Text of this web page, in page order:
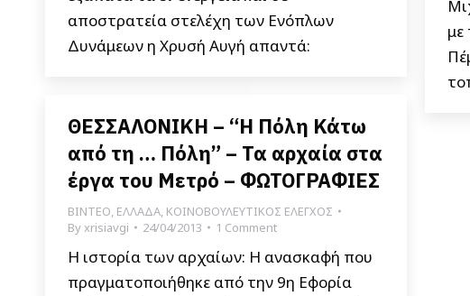
αποστρατεία στελέχη των Ενόπλων
Δυνάμεων η Χρυσή Αυγή απαντά:
με
ΘΕΣΣΑΛΟΝΙΚΗ – “Η Πόλη Κάτω
από τη … Πόλη” – Τα αρχαία στα
έργα του Μετρό – ΦΩΤΟΓΡΑΦΙΕΣ
ΒΙΝΤΕΟ, ΕΛΛΑΔΑ, ΚΟΙΝΟΒΟΥΛΕΥΤΙΚΟΣ ΕΛΕΓΧΟΣ
Byxrisiavgi 24/04/2013 1 Comment
Η ιστορία των αρχαίων: Η ανασκαφή που
πραγματοποιήθηκε από την 9η Εφορία